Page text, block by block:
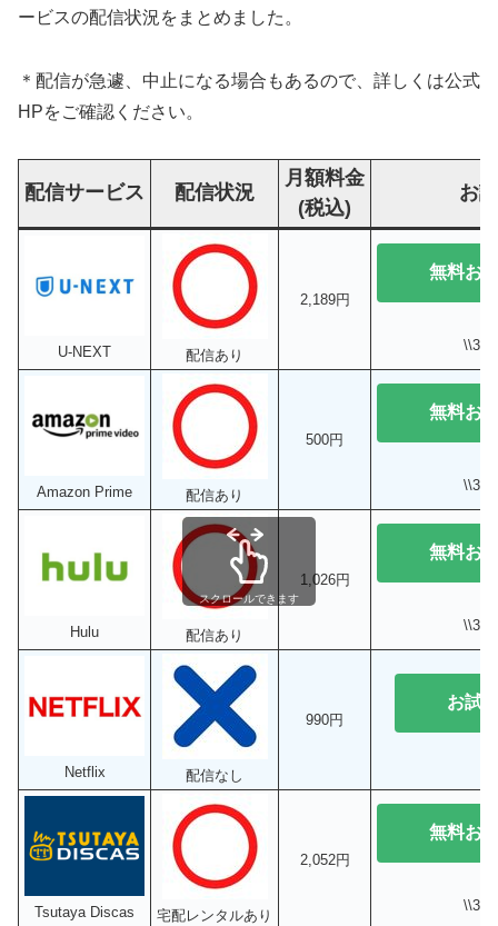
ービスの配信状況をまとめました。
＊配信が急遽、中止になる場合もあるので、詳しくは公式
HPをご確認ください。
配信サービス 配信状況
月額料金
(税込)
お
U-NEXT 配信あり
2,189円
無料お
\\31
Amazon Prime 配信あり
500円
無料お
\\30
Hulu 配信あり
1,026円
無料お
\\31
Netflix 配信なし
990円
お試
Tsutaya Discas 宅配レンタルあり
2,052円
無料お
\\30
スクロールできます